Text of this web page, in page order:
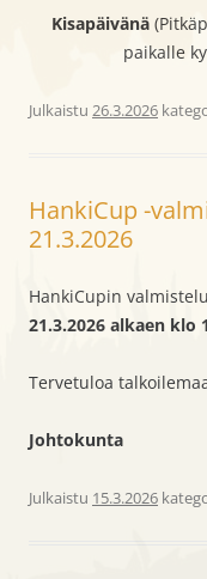
Kisapäivänä
paikalle
Julkaistu 26.3.2026
HankiCup -
21.3.2026
HankiCupin
21.3.2026 alkaen klo
Tervetuloa
Johtokunta
Julkaistu 15.3.2026